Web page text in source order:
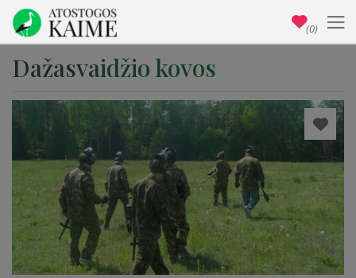
Dažasvaidžio kovos
(0)